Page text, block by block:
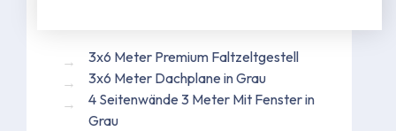
3x6 Meter Premium Faltzeltgestell
3x6 Meter Dachplane in Grau
4 Seitenwände 3 Meter Mit Fenster in
Grau